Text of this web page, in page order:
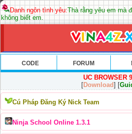
Danh ngôn tình yêu:Thà rằng yêu em mà
không biết em.
CODE FORUM
UC BROWSER
[Download] [
Cú Pháp Đăng Ký Nick Team
Ninja School Online 1.3.1